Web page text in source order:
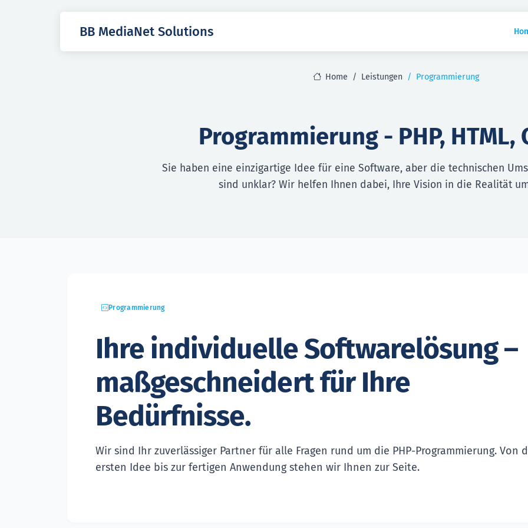
BB MediaNet Solutions
Home Leistungen Programmierung
Programmierung - PHP, HTML,
Sie haben eine einzigartige Idee für eine Software, aber die technischen
sind unklar? Wir helfen Ihnen dabei, Ihre Vision in die Realität
Programmierung
Ihre individuelle Softwarelösung –
maßgeschneidert für Ihre
Bedürfnisse.
Wir sind Ihr zuverlässiger Partner für alle Fragen rund um die PHP-Programmierung. Von
ersten Idee bis zur fertigen Anwendung stehen wir Ihnen zur Seite.